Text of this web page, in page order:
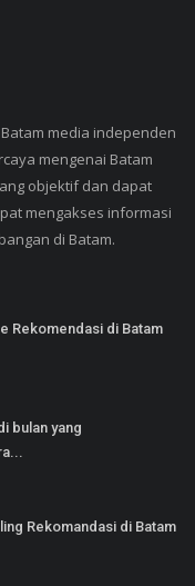
media independen
mengenai Batam
objektif dan dapat
mengakses informasi
di Batam.
Rekomendasi di Batam
bulan yang
Rekomandasi di Batam